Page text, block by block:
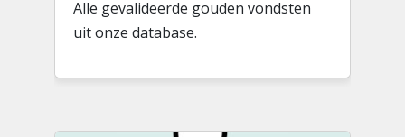
Alle gevalideerde gouden vondsten
uit onze database.